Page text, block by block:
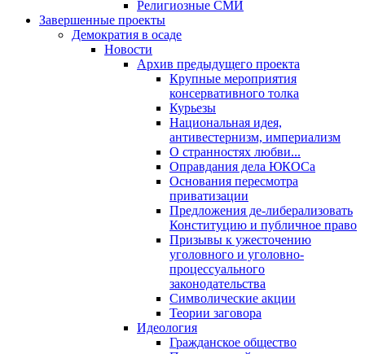
Религиозные СМИ
Завершенные проекты
Демократия в осаде
Новости
Архив предыдущего проекта
Крупные мероприятия
консервативного толка
Курьезы
Национальная идея,
антивестернизм, империализм
О странностях любви...
Оправдания дела ЮКОСа
Основания пересмотра
приватизации
Предложения де-либерализовать
Конституцию и публичное право
Призывы к ужесточению
уголовного и уголовно-
процессуального
законодательства
Символические акции
Теории заговора
Идеология
Гражданское общество